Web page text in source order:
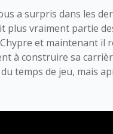
a surpris dans les
plus vraiment partie
et maintenant il
à construire sa
temps de jeu, mais